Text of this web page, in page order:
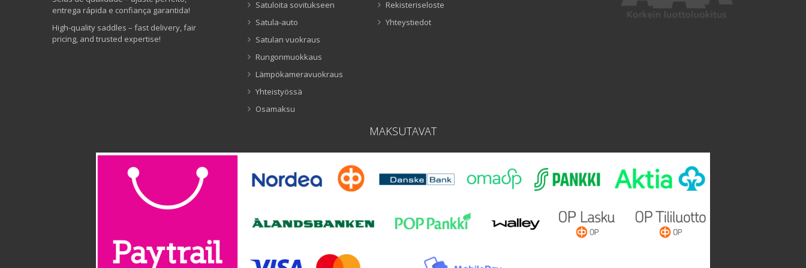
entrega rápida e confiança garantida!
High-quality saddles – fast delivery, fair
pricing, and trusted expertise!
Satuloita sovitukseen
Satula-auto
Satulan vuokraus
Rungonmuokkaus
Lämpökameravuokraus
Yhteistyössä
Osamaksu
Rekisteriseloste
Yhteystiedot
MAKSUTAVAT